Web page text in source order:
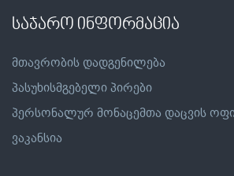
საჯარო ინფორმაცია
მთავრობის დადგენილება
პასუხისმგებელი პირები
პერსონალურ მონაცემთა დაცვის
ვაკანსია